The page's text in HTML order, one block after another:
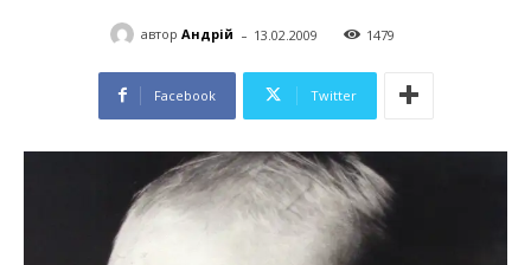
автор Андрій - 13.02.2009 1479
Facebook Twitter